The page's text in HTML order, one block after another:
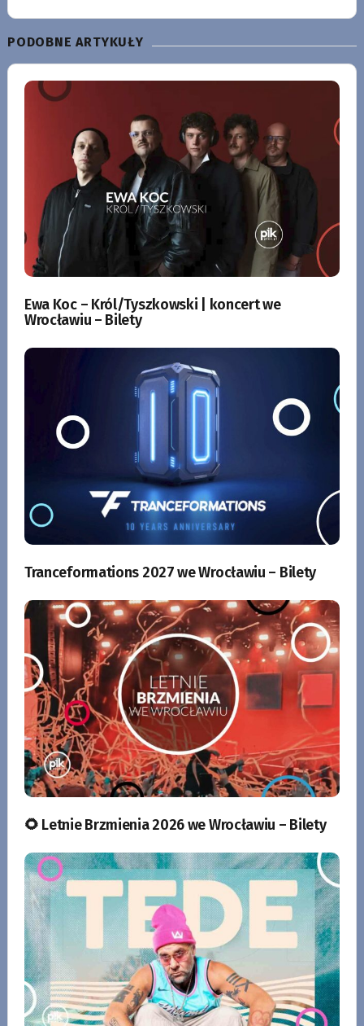
PODOBNE ARTYKUŁY
Ewa Koc – Król/Tyszkowski | koncert we
Wrocławiu – Bilety
Tranceformations 2027 we Wrocławiu – Bilety
🌻 Letnie Brzmienia 2026 we Wrocławiu – Bilety